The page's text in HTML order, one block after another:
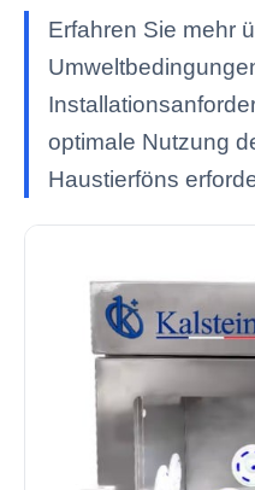
Erfahren Sie mehr
optimale Nutzung
Haustierföns